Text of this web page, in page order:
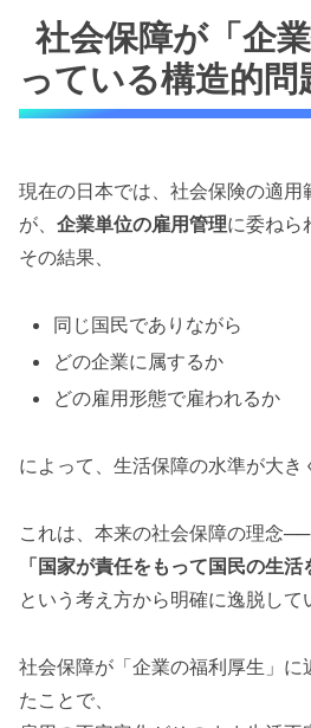
社会保障が「企
っている構造的問
現在の日本では、社会保険の適用
が、 企業単位の雇用管理に委ねら
その結果、
同じ国民でありながら
どの企業に属するか
どの雇用形態で雇われるか
によって、生活保障の水準が大き
これは、本来の社会保障の理念──
「国家が責任をもって国民の生活
という考え方から明確に逸脱して
社会保障が「企業の福利厚生」に
たことで、